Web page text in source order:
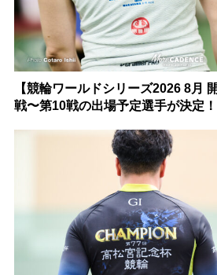
【競輪ワールドシリーズ2026 8月
戦〜第10戦の出場予定選手が決定！